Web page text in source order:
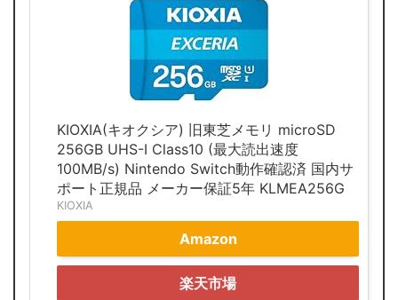
KIOXIA(キオクシア) 旧東芝メモリ microSD
256GB UHS-I Class10 (最大読出速度
100MB/s) Nintendo Switch動作確認済 国内サ
ポート正規品 メーカー保証5年 KLMEA256G
KIOXIA
Amazon
楽天市場